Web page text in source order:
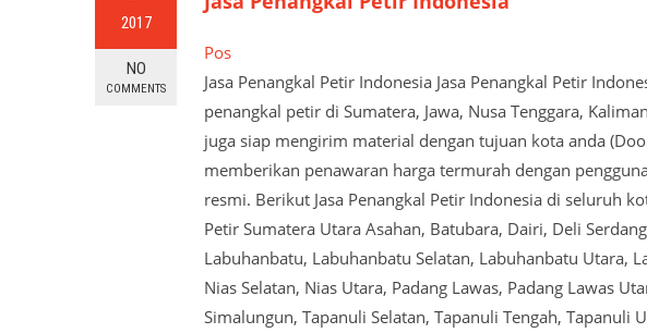
2017
NO
COMMENTS
Pos
Jasa Penangkal Petir Indonesia Jasa Penangkal Petir
penangkal petir di Sumatera, Jawa, Nusa Tenggara,
juga siap mengirim material dengan tujuan kota anda
memberikan penawaran harga termurah dengan
resmi. Berikut Jasa Penangkal Petir Indonesia di seluruh
Petir Sumatera Utara Asahan, Batubara, Dairi, Deli
Labuhanbatu, Labuhanbatu Selatan, Labuhanbatu Utara,
Nias Selatan, Nias Utara, Padang Lawas, Padang Lawas
Simalungun, Tapanuli Selatan, Tapanuli Tengah, Tapanuli